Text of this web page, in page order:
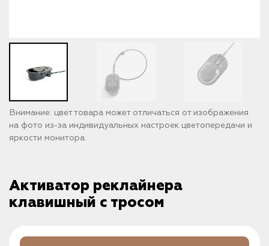
Внимание: цвет товара может отличаться от изображения
на фото из-за индивидуальных настроек цветопередачи и
яркости монитора.
Активатор реклайнера
клавишный с тросом